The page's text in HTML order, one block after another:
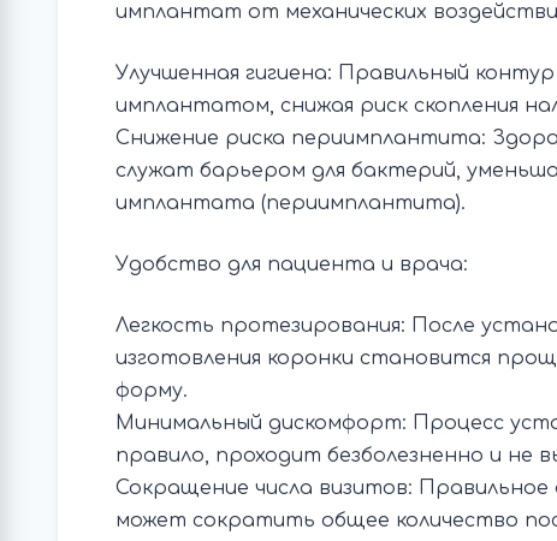
имплантат от механических
Улучшенная гигиена: Правильный
имплантатом, снижая риск скопления
Снижение риска периимплантита:
служат барьером для бактерий,
имплантата (периимплантита).
Удобство для пациента и врача:
Легкость протезирования: После
изготовления коронки становится
форму.
Минимальный дискомфорт: Процесс
правило, проходит безболезненно и не
Сокращение числа визитов:
может сократить общее количество